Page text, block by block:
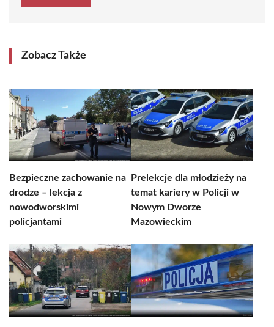
Zobacz Także
Bezpieczne zachowanie na
drodze – lekcja z
nowodworskimi
policjantami
Prelekcje dla młodzieży na
temat kariery w Policji w
Nowym Dworze
Mazowieckim